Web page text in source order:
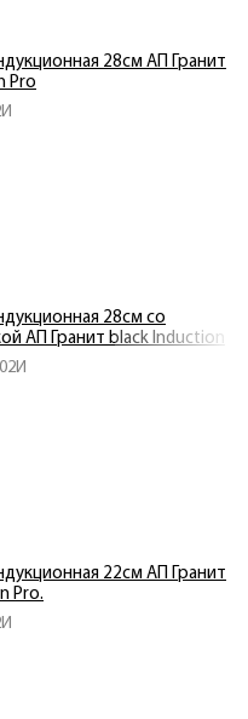
28см АП Гранит
Pro
28см со
АП Гранит black Induction
22см АП Гранит
Pro.